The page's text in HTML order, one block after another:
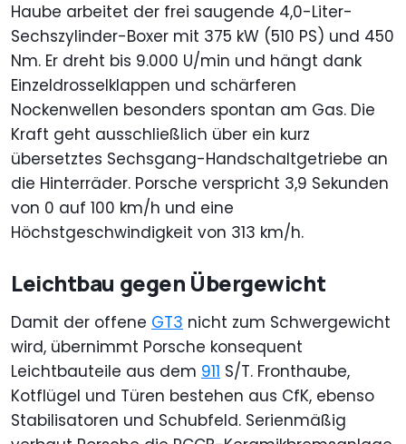
Haube arbeitet der frei saugende 4,0-Liter-
Sechszylinder-Boxer mit 375 kW (510 PS) und 450
Nm. Er dreht bis 9.000 U/min und hängt dank
Einzeldrosselklappen und schärferen
Nockenwellen besonders spontan am Gas. Die
Kraft geht ausschließlich über ein kurz
übersetztes Sechsgang-Handschaltgetriebe an
die Hinterräder. Porsche verspricht 3,9 Sekunden
von 0 auf 100 km/h und eine
Höchstgeschwindigkeit von 313 km/h.
Leichtbau gegen Übergewicht
Damit der offene GT3 nicht zum Schwergewicht
wird, übernimmt Porsche konsequent
Leichtbauteile aus dem 911 S/T. Fronthaube,
Kotflügel und Türen bestehen aus CfK, ebenso
Stabilisatoren und Schubfeld. Serienmäßig